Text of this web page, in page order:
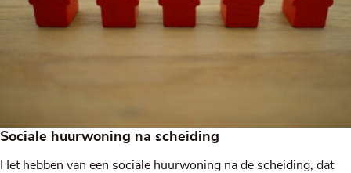
Sociale huurwoning na scheiding
Het hebben van een sociale huurwoning na de scheiding, dat